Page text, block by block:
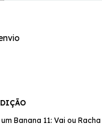
Banana 11: Vai ou Racha